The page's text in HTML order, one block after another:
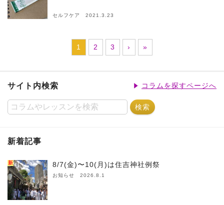
セルフケア 2021.3.23
1 2 3 › »
サイト内検索 コラムを探すページへ
新着記事
新 8/7(金)〜10(月)は住吉神社例祭
お知らせ 2026.8.1